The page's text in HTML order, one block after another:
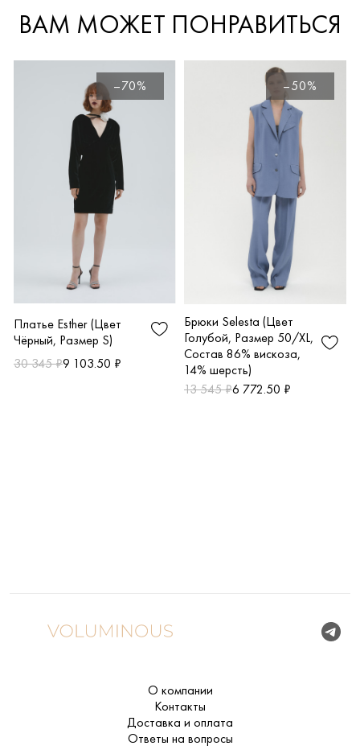
ВАМ МОЖЕТ ПОНРАВИТЬСЯ
–70%
Платье Esther (Цвет
Чёрный, Размер S)
30 345 ₽9 103.50 ₽
–50%
Брюки Selesta (Цвет
Голубой, Размер 50/XL,
Состав 86% вискоза,
14% шерсть)
13 545 ₽6 772.50 ₽
О компании
Контакты
Доставка и оплата
Ответы на вопросы